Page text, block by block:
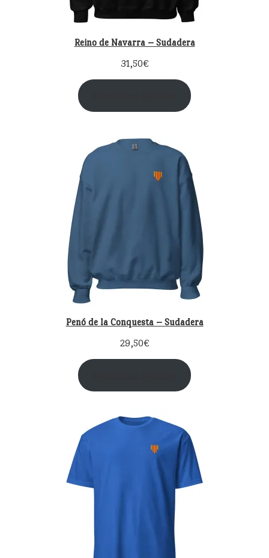
Reino de Navarra – Sudadera
31,50€
Penó de la Conquesta – Sudadera
29,50€